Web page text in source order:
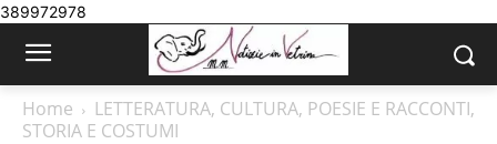
389972978
Home
LETTERATURA, CULTURA, POESIE E RACCONTI,
STORIA E COSTUMI